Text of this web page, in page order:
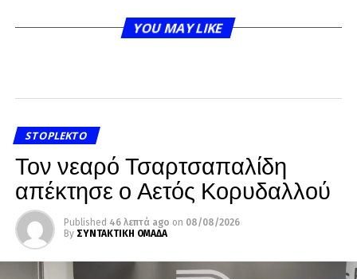
YOU MAY LIKE
STOPLEKTO
Τον νεαρό Τσαρτσαπαλίδη
απέκτησε ο Αετός Κορυδαλλού
Published 46 λεπτά ago on 08/08/2026
By ΣΥΝΤΑΚΤΙΚΗ ΟΜΑΔΑ